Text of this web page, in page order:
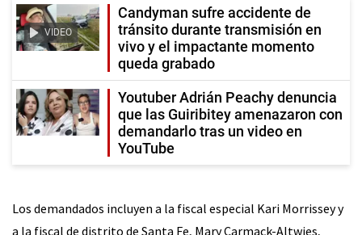
VIDEO
Candyman sufre accidente de
tránsito durante transmisión en
vivo y el impactante momento
queda grabado
Youtuber Adrián Peachy denuncia
que las Guiribitey amenazaron con
demandarlo tras un video en
YouTube
Los demandados incluyen a la fiscal especial Kari Morrissey y
a la fiscal de distrito de Santa Fe, Mary Carmack-Altwies,